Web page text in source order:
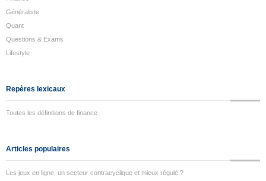
Généraliste
Quant
Questions & Exams
Lifestyle
Repères lexicaux
Toutes les définitions de finance
Articles populaires
Les jeux en ligne, un secteur contracyclique et mieux régulé ?